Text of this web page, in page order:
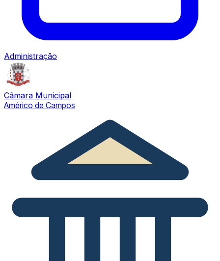
Administração
Câmara Municipal
Américo de Campos